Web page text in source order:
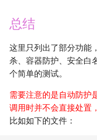
总结
这里只列出了部分功能
杀、容器防护、安全白
个简单的测试。
需要注意的是自动防护
调用时并不会直接处置
比如如下的文件：